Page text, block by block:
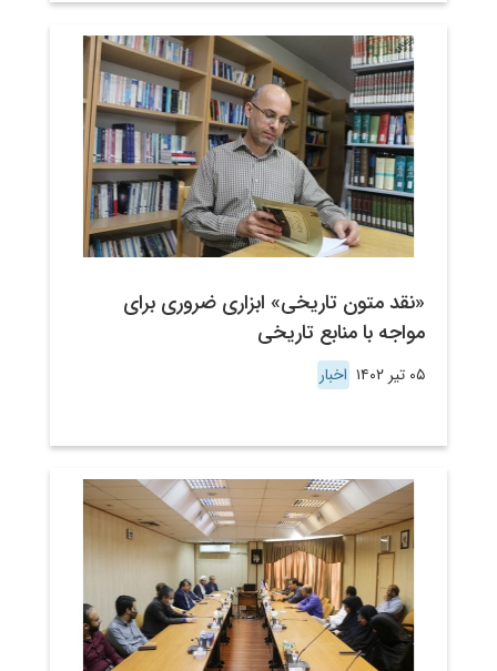
«نقد متون تاریخی» ابزاری ضروری برای
مواجه با منابع تاریخی
۰۵ تیر ۱۴۰۲ اخبار